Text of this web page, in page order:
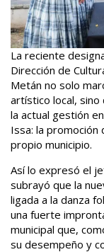
La reciente
Dirección de
Metán no solo
artístico local,
la actual gestión
Issa: la
propio municipio.
Así lo expresó el
subrayó que la
ligada a la danza
una fuerte
municipal que,
su desempeño y